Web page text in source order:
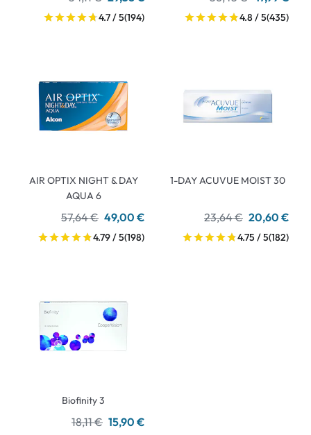
4.7 / 5(194) 4.8 / 5(435)
AIR OPTIX NIGHT & DAY
AQUA 6
57,64 € 49,00 €
4.79 / 5(198)
1-DAY ACUVUE MOIST 30
23,64 € 20,60 €
4.75 / 5(182)
Biofinity 3
18,11 € 15,90 €